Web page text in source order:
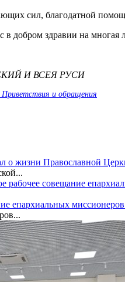
сил, благодатной
добром здравии на многая
И ВСЕЯ РУСИ
и обращения
о жизни Православной
рабочее совещание
епархиальных